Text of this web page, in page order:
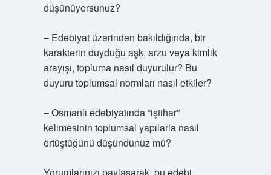
düşünüyorsunuz?
– Edebiyat üzerinden bakıldığında, bir
karakterin duyduğu aşk, arzu veya kimlik
arayışı, topluma nasıl duyurulur? Bu
duyuru toplumsal normları nasıl etkiler?
– Osmanlı edebiyatında “iştihar”
kelimesinin toplumsal yapılarla nasıl
örtüştüğünü düşündünüz mü?